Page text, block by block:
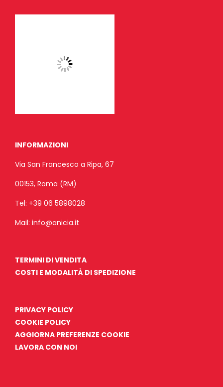
INFORMAZIONI
Via San Francesco a Ripa, 67
00153, Roma (RM)
Tel: +39 06 5898028
Mail: info@anicia.it
TERMINI DI VENDITA
COSTI E MODALITÀ DI SPEDIZIONE
PRIVACY POLICY
COOKIE POLICY
AGGIORNA PREFERENZE COOKIE
LAVORA CON NOI